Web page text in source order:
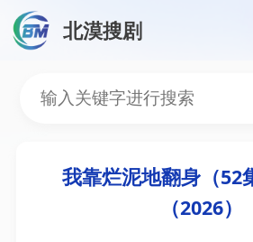
北漠搜剧
我靠烂泥地翻
我靠烂泥地翻身（52
（2026）